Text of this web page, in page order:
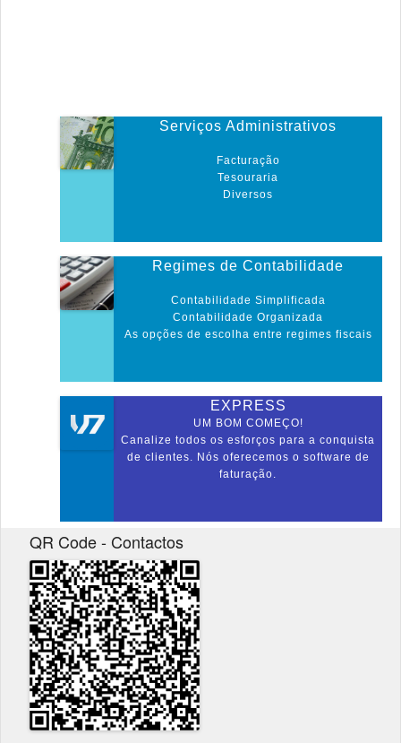
Serviços Administrativos
Facturação
Tesouraria
Diversos
Regimes de Contabilidade
Contabilidade Simplificada
Contabilidade Organizada
As opções de escolha entre regimes fiscais
EXPRESS
UM BOM COMEÇO!
Canalize todos os esforços para a conquista
de clientes. Nós oferecemos o software de
faturação.
QR Code - Contactos